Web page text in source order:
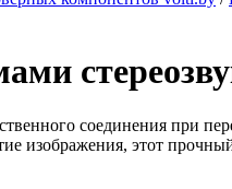
соединения при
изображения, этот